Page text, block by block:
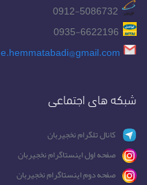
e.hemmatabadi@gmail.com
شبکه های اجتماعی
کانال تلگرام نخجیربان
صفحه اول اینستاگرام نخجیربان
صفحه دوم اینستاگرام نخجیربان